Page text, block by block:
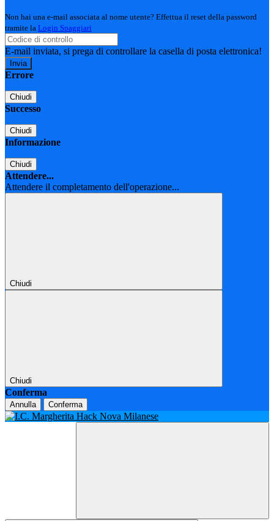
Non hai una e-mail associata al nome utente? Effettua il reset della password
tramite la Login Spaggiari
E-mail inviata, si prega di controllare la casella di posta elettronica!
Errore
Chiudi
Successo
Chiudi
Informazione
Chiudi
Attendere...
Attendere il completamento dell'operazione...
Chiudi
Chiudi
Conferma
Annulla Conferma